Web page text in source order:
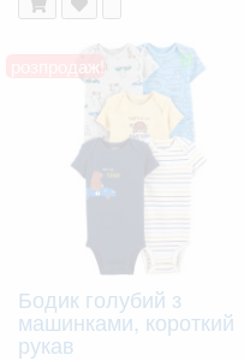
розпродаж!
Бодик голубий з
машинками, короткий
рукав